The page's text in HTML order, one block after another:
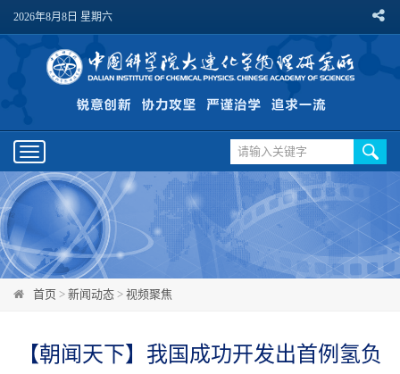
2026年8月8日 星期六
Toggle
navigation
首页 > 新闻动态 > 视频聚焦
【朝闻天下】我国成功开发出首例氢负